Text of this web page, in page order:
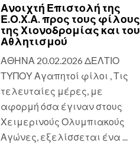
Ανοιχτή Επιστολή της
Ε.Ο.Χ.Α. προς τους φίλους
της Χιονοδρομίας και του
Αθλητισμού
ΑΘΗΝΑ 20.02.2026 ΔΕΛΤΙΟ
ΤΥΠΟΥ Αγαπητοί φίλοι , Τις
τελευταίες μέρες, με
αφορμή όσα έγιναν στους
Χειμερινούς Ολυμπιακούς
Αγώνες, εξελίσσεται ένα ...